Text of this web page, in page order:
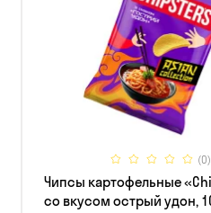
(0)
Чипсы картофельные
со вкусом острый удон,